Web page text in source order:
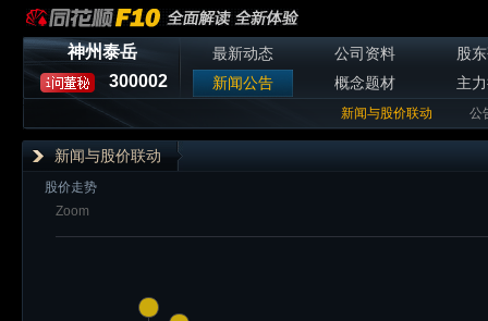
神州泰岳
300002
最新动态 公司资料
股
新闻公告
概念题材 主
新闻与股价联动 公
新闻与股价联动
股价走势
Zoom